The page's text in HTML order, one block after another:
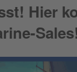
Hier
Sales!